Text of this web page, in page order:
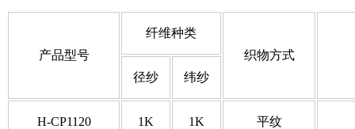
产品型号
纤维种类
织物方式
径纱
纬纱
H-CP1120 1K 1K 平纹